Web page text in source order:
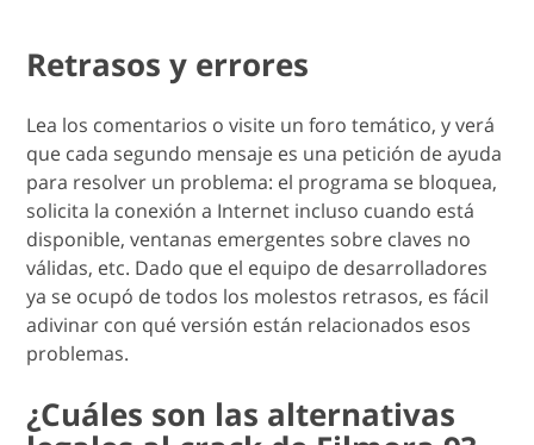
Retrasos y errores
Lea los comentarios o visite un foro temático, y verá
que cada segundo mensaje es una petición de ayuda
para resolver un problema: el programa se bloquea,
solicita la conexión a Internet incluso cuando está
disponible, ventanas emergentes sobre claves no
válidas, etc. Dado que el equipo de desarrolladores
ya se ocupó de todos los molestos retrasos, es fácil
adivinar con qué versión están relacionados esos
problemas.
¿Cuáles son las alternativas